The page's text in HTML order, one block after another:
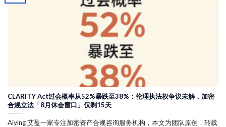
CLARITY Act过会概率从52%暴跌至38%：伦理执法权争议未解，加密
合规立法「8月休会窗口」仅剩15天
Aiying 艾盈一家专注加密资产合规咨询服务机构，本文为团队原创，转载